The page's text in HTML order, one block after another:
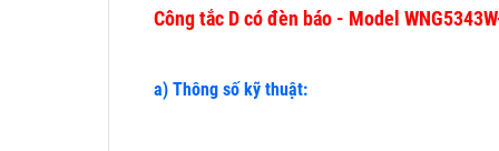
Công tắc D có đèn báo - Model
a) Thông số kỹ thuật: